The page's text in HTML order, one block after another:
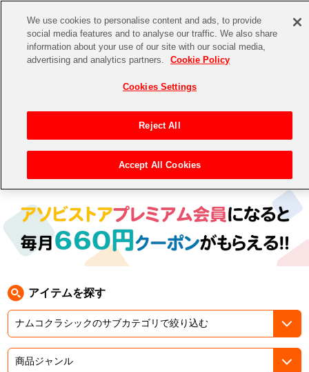
CHANNEL STORE EVENT
ゲーム 電子書籍
その他先行受付
アイドルマスターシリーズ
アイドルマスター
アイドルマスター ミリオンライブ！
アイドルマスター SideM
プロジェクトアイマス ヴイアライヴ
テイルズ オブ シリーズ
イベントグッズ
トイ・ホビー
> キャラクター > ナムコクラシック
アイテムを探す
We use cookies to personalise content and ads, to provide
social media features and to analyse our traffic. We also share
information about your use of our site with our social media,
advertising and analytics partners.
Cookie Policy
Cookies Settings
Reject All
Accept All Cookies